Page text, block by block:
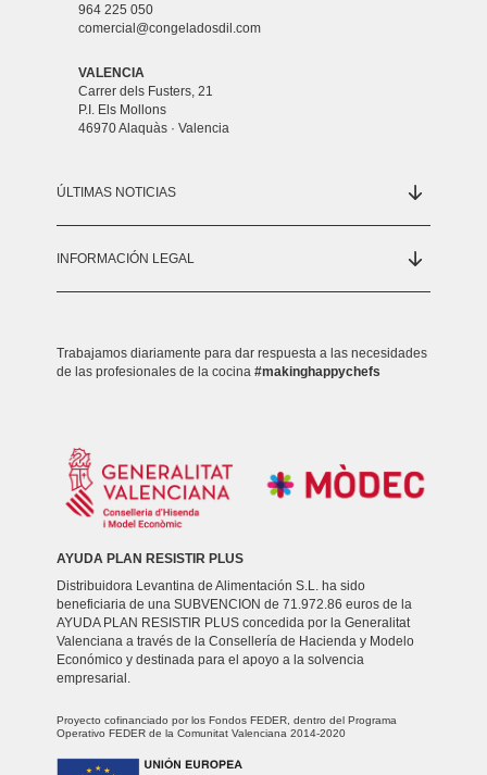
964 225 050
comercial@congeladosdil.com
VALENCIA
Carrer dels Fusters, 21
P.I. Els Mollons
46970 Alaquàs · Valencia
ÚLTIMAS NOTICIAS
INFORMACIÓN LEGAL
Trabajamos diariamente para dar respuesta a las necesidades
de las profesionales de la cocina#makinghappychefs
AYUDA PLAN RESISTIR PLUS
Distribuidora Levantina de Alimentación S.L. ha sido
beneficiaria de una SUBVENCION de 71.972.86 euros de la
AYUDA PLAN RESISTIR PLUS concedida por la Generalitat
Valenciana a través de la Consellería de Hacienda y Modelo
Económico y destinada para el apoyo a la solvencia
empresarial.
Proyecto cofinanciado por los Fondos FEDER, dentro del Programa
Operativo FEDER de la Comunitat Valenciana 2014-2020